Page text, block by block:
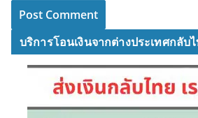
บริการโอนเงินจากต่างประเทศกลับ